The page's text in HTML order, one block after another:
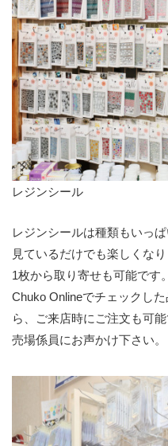
レジンシール
レジンシールは種類もいっ
見ているだけでも楽しくな
1枚から取り寄せも可能です。
Chuko Onlineでチェックし
ら、ご来店時にご注文も可能
売場係員にお声かけ下さい。